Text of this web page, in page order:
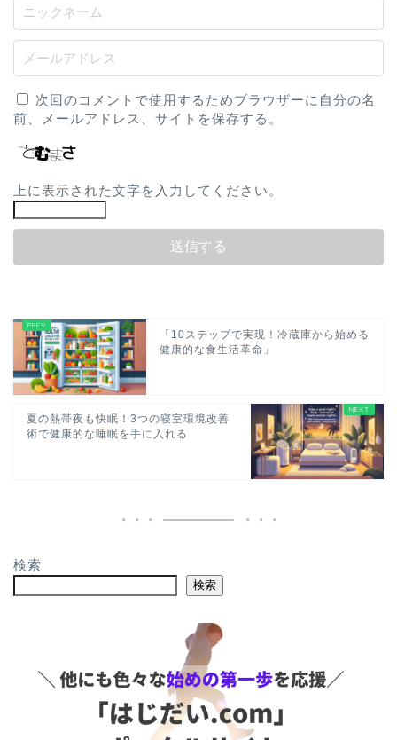
次回のコメントで使用するためブラウザーに自分の名
前、メールアドレス、サイトを保存する。
上に表示された文字を入力してください。
「10ステップで実現！冷蔵庫から始める
健康的な食生活革命」
夏の熱帯夜も快眠！3つの寝室環境改善
術で健康的な睡眠を手に入れる
検索
検索